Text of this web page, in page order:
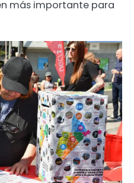
más importante para